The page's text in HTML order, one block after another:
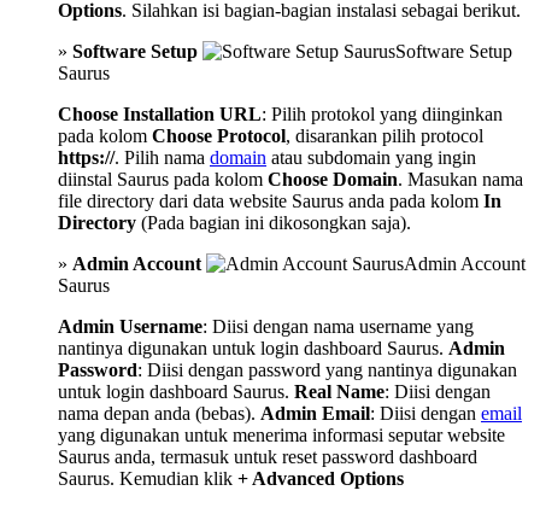
Options. Silahkan isi bagian-bagian instalasi sebagai berikut.
» Software Setup
Software Setup
Saurus
Choose Installation URL: Pilih protokol yang diinginkan
pada kolom Choose Protocol, disarankan pilih protocol
https://. Pilih nama domain atau subdomain yang ingin
diinstal Saurus pada kolom Choose Domain. Masukan nama
file directory dari data website Saurus anda pada kolom In
Directory (Pada bagian ini dikosongkan saja).
» Admin Account
Admin Account
Saurus
Admin Username: Diisi dengan nama username yang
nantinya digunakan untuk login dashboard Saurus. Admin
Password: Diisi dengan password yang nantinya digunakan
untuk login dashboard Saurus. Real Name: Diisi dengan
nama depan anda (bebas). Admin Email: Diisi dengan email
yang digunakan untuk menerima informasi seputar website
Saurus anda, termasuk untuk reset password dashboard
Saurus. Kemudian klik + Advanced Options